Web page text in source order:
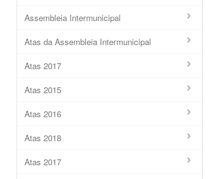
Assembleia Intermunicipal
Atas da Assembleia Intermunicipal
Atas 2017
Atas 2015
Atas 2016
Atas 2018
Atas 2017